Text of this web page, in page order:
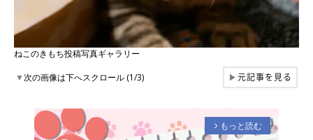
ねこのきもち投稿写真ギャラリー
▼次の画像は下へスクロール (1/3) ▶元記事を見る
arrow_forward_ios もっと読む